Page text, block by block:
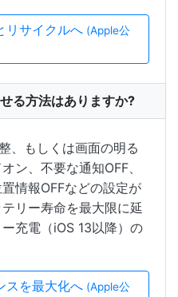
リサイクルへ (Apple公
る方法はありますか?
、もしくは画面の明る
ン、不要な通知OFF、
情報OFFなどの設定が
リー寿命を最大限に延
充電（iOS 13以降）の
スを最大化へ (Apple公